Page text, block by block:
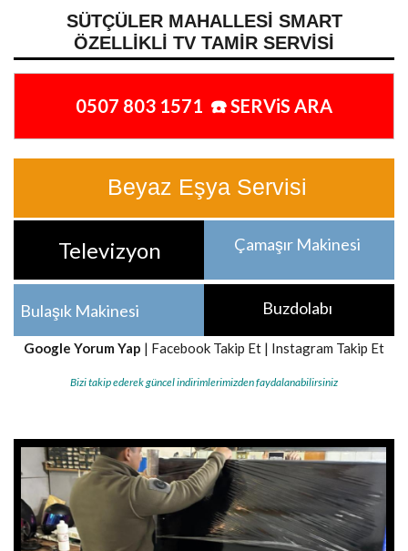
SÜTÇÜLER MAHALLESI SMART
ÖZELLIKLI TV TAMIR SERVISI
0507 803 1571 ☎️ SERViS ARA
Beyaz Eşya Servisi
Televizyon Çamaşır Makinesi
Bulaşık Makinesi Buzdolabı
Google Yorum Yap | Facebook Takip Et | Instagram Takip Et
Bizi takip ederek güncel indirimlerimizden faydalanabilirsiniz